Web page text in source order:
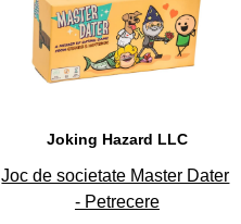
10
Joking Hazard LLC
Joc de societate Master Dater
- Petrecere